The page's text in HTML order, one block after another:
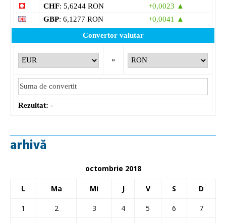
CHF: 5,6244 RON
+0,0023 ▲
GBP: 6,1277 RON
+0,0041 ▲
Convertor valutar
»
Rezultat: -
arhivă
octombrie 2018
L Ma Mi J V S D
1 2 3 4 5 6
7